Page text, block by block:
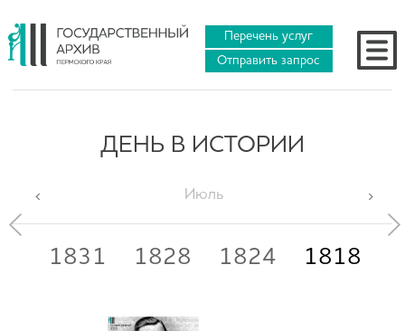
Перечень услуг
Отправить запрос
ДЕНЬ В ИСТОРИИ
Июль
1831 1828 1824 1818